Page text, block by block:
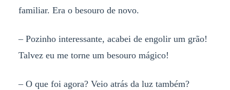
familiar. Era o besouro de novo.
– Pozinho interessante, acabei de engolir um grão!
Talvez eu me torne um besouro mágico!
– O que foi agora? Veio atrás da luz também?